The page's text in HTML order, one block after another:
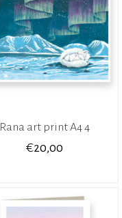
Rana art print A4 4
€20,00